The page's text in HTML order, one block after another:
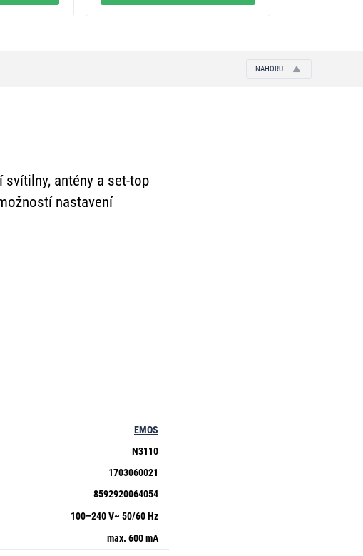
NAHORU
svítilny, antény a set-top
nastavení
EMOS
N3110
1703060021
8592920064054
100–240 V~ 50/60 Hz
max. 600 mA